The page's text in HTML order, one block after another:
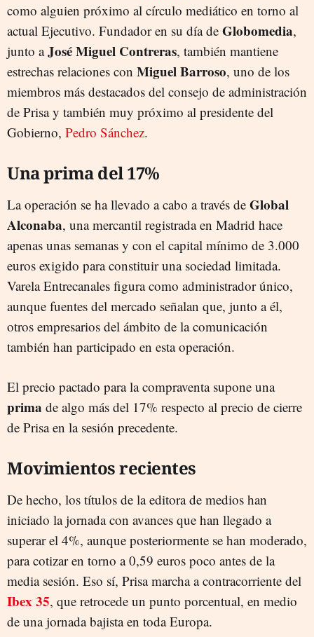
como alguien próximo al círculo mediático en torno al
actual Ejecutivo. Fundador en su día de Globomedia,
junto aJosé Miguel Contreras, también mantiene
estrechas relaciones con Miguel Barroso, uno de los
miembros más destacados del consejo de administración
de Prisa y también muy próximo al presidente del
Gobierno, Pedro Sánchez.
Una prima del 17%
La operación se ha llevado a cabo a través de Global
Alconaba, una mercantil registrada en Madrid hace
apenas unas semanas y con el capital mínimo de 3.000
euros exigido para constituir una sociedad limitada.
Varela Entrecanales figura como administrador único,
aunque fuentes del mercado señalan que, junto a él,
otros empresarios del ámbito de la comunicación
también han participado en esta operación.
El precio pactado para la compraventa supone una
prima de algo más del 17% respecto al precio de cierre
de Prisa en la sesión precedente.
Movimientos recientes
De hecho, los títulos de la editora de medios han
iniciado la jornada con avances que han llegado a
superar el 4%, aunque posteriormente se han moderado,
para cotizar en torno a 0,59 euros poco antes de la
media sesión. Eso sí, Prisa marcha a contracorriente del
Ibex 35, que retrocede un punto porcentual, en medio
de una jornada bajista en toda Europa.